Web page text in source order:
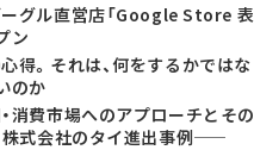
グル直営店「Google Store 表
ン
得。それは、何をするかではな
のか
消費市場へのアプローチとその
株式会社のタイ進出事例――